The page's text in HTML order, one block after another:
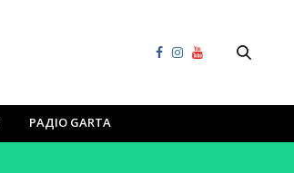
РАДІО GARTA